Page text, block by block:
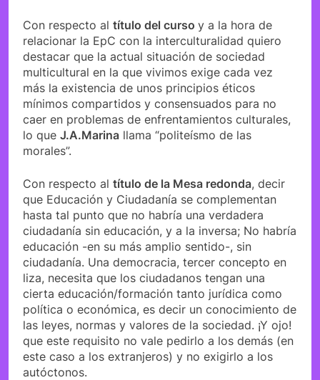
Con respecto al título del curso y a la hora de
relacionar la EpC con la interculturalidad quiero
destacar que la actual situación de sociedad
multicultural en la que vivimos exige cada vez
más la existencia de unos principios éticos
mínimos compartidos y consensuados para no
caer en problemas de enfrentamientos culturales,
lo que J.A.Marina llama “politeísmo de las
morales”.
Con respecto al título de la Mesa redonda, decir
que Educación y Ciudadanía se complementan
hasta tal punto que no habría una verdadera
ciudadanía sin educación, y a la inversa; No habría
educación -en su más amplio sentido-, sin
ciudadanía. Una democracia, tercer concepto en
liza, necesita que los ciudadanos tengan una
cierta educación/formación tanto jurídica como
política o económica, es decir un conocimiento de
las leyes, normas y valores de la sociedad. ¡Y ojo!
que este requisito no vale pedirlo a los demás (en
este caso a los extranjeros) y no exigirlo a los
autóctonos.